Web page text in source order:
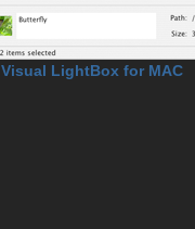
Visual LightBox for MAC